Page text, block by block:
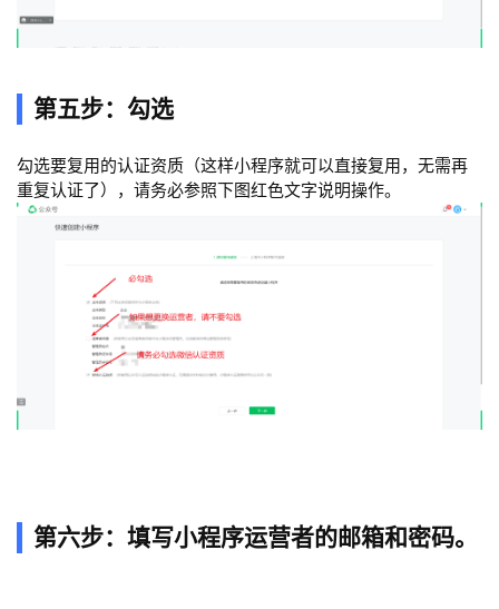
第五步：勾选
勾选要复用的认证资质（这样小程序就可以直接复用，无需再
重复认证了），请务必参照下图红色文字说明操作。
第六步：填写小程序运营者的邮箱和密码。